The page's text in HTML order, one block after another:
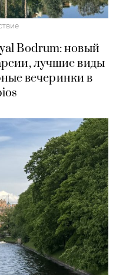
Bodrum: новый
лучшие виды
вечеринки в